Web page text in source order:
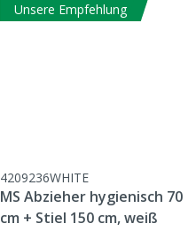
Unsere Empfehlung
4209236WHITE
MS Abzieher hygienisch 70
cm + Stiel 150 cm, weiß